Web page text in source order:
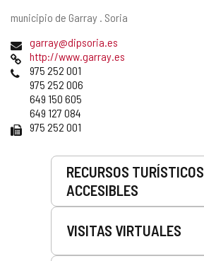
Dirección
municipio de Garray . Soria
Dirección
de
correo
electrónico
garray@dipsoria.es
Página
Web
http://www.garray.es
Teléfonos
975 252 001
975 252 006
649 150 605
649 127 084
Fax 975 252 001
RECURSOS TURÍSTICOS
ACCESIBLES
VISITAS VIRTUALES